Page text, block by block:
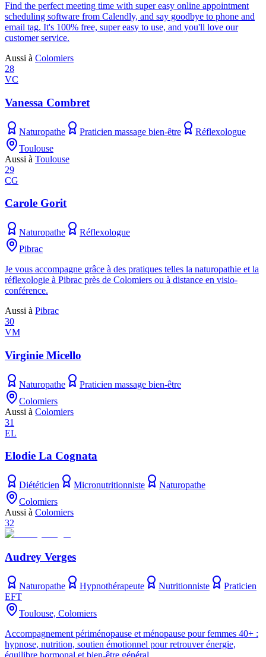
Find the perfect meeting time with super easy online appointment
scheduling software from Calendly, and say goodbye to phone and
email tag. It's 100% free, super easy to use, and you'll love our
customer service.
Aussi à Colomiers
28
VC
Vanessa Combret
Naturopathe Praticien massage bien-être
Réflexologue
Toulouse
Aussi à Toulouse
29
CG
Carole Gorit
Naturopathe
Réflexologue
Pibrac
Je vous accompagne grâce à des pratiques telles la naturopathie et la
réflexologie à Pibrac près de Colomiers ou à distance en visio-
conférence.
Aussi à Pibrac
30
VM
Virginie Micello
Naturopathe
Praticien massage bien-être
Colomiers
Aussi à Colomiers
31
EL
Elodie La Cognata
Diététicien Micronutritionniste
Naturopathe
Colomiers
Aussi à Colomiers
32
Audrey Verges
Naturopathe Hypnothérapeute Nutritionniste
Praticien
EFT
Toulouse, Colomiers
Accompagnement périménopause et ménopause pour femmes 40+ :
hypnose, nutrition, soutien émotionnel pour retrouver énergie,
équilibre hormonal et bien-être général.